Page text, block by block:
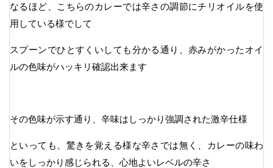
なるほど、こちらのカレーでは辛さの調節にチリオイルを使
用している様でして
スプーンでひとすくいしても分かる通り、赤みがかったオイ
ルの色味がハッキリ確認出来ます
その色味が示す通り、辛味はしっかり強調された激辛仕様
といっても、驚きを覚える様な辛さでは無く、カレーの味わ
いをしっかり感じられる、心地よいレベルの辛さ